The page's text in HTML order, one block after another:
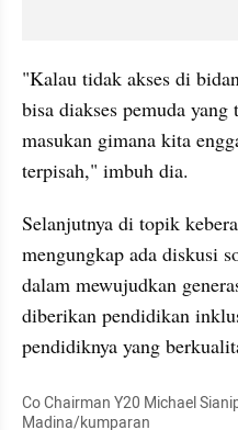
"Kalau tidak akses di
bisa diakses pemuda
masukan gimana kita
terpisah," imbuh dia.
Selanjutnya di topik
mengungkap ada diskusi
dalam mewujudkan
diberikan pendidikan
pendidiknya yang
Co Chairman Y20 Michael
Madina/kumparan